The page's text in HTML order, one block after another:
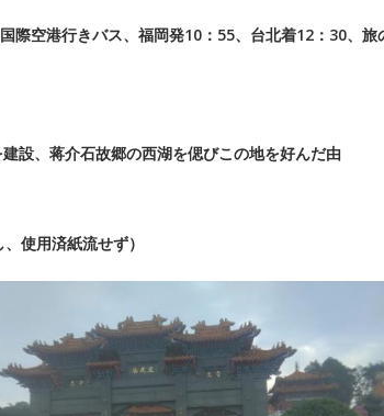
際空港行きバス、福岡発10：55、台北着12：30、旅
設、蒋介石故郷の西湖を偲びこの地を好んだ由
使用済紙流せず）